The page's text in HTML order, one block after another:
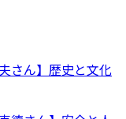
さん】歴史と文化